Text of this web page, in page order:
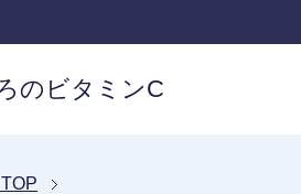
のビタミンC
TOP